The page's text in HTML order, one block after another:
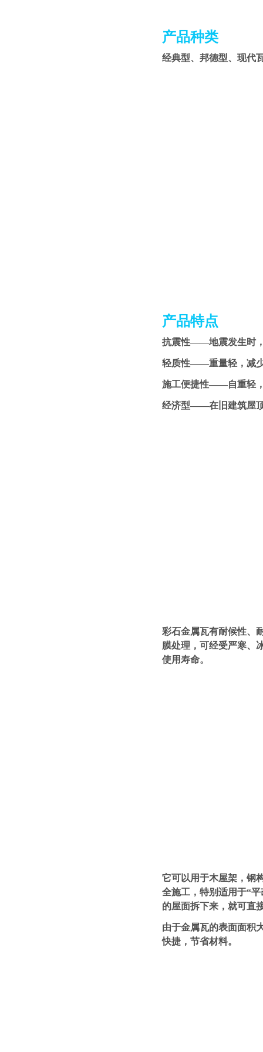
产品种类
经典型、邦德型、现代
产品特点
抗震性——地震发生时
轻质性——重量轻，减
施工便捷性——自重轻
经济型——在旧建筑屋
彩石金属瓦有耐候性、
膜处理，可经受严寒、
使用寿命。
它可以用于木屋架，钢
全施工，特别适用于“
的屋面拆下来，就可直
由于金属瓦的表面面积
快捷，节省材料。